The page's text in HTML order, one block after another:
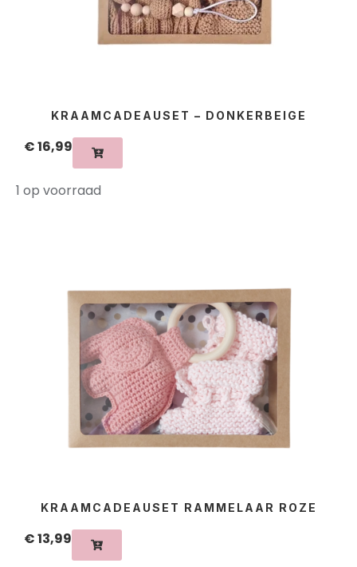
KRAAMCADEAUSET – DONKERBEIGE
€16,99
1 op voorraad
KRAAMCADEAUSET RAMMELAAR ROZE
€13,99